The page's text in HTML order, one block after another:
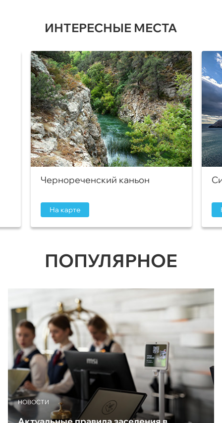
ИНТЕРЕСНЫЕ МЕСТА
Чернореченский каньон
На карте
ПОПУЛЯРНОЕ
НОВОСТИ